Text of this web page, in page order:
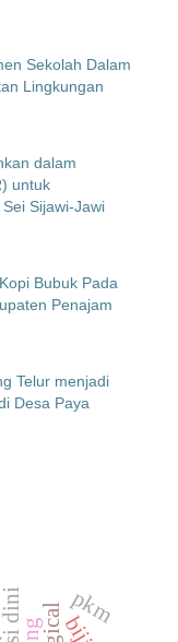
Sekolah Dalam
Lingkungan
dalam
untuk
Sijawi-Jawi
Bubuk Pada
Penajam
Telur menjadi
Desa Paya
pkm